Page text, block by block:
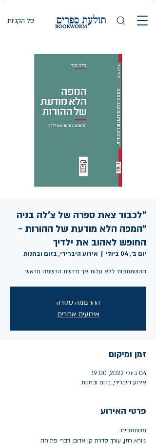
סל הקניות
"לכבוד צאת ספרה של צ'לה בניה
"המפה הלא מודעת של ההורות -
החופש לאהוב את ילדיך
יום ב׳, 04 ביולי
  |
אירוע היברידי, בזום ובחנות
ההשתתפות ללא עלות אך נדרשת הרשמה מראש
ההרשמה סגורה
אירועים אחרים
זמן ומיקום
04 ביולי 2022, 19:00
אירוע היברידי, בזום ובחנות
פרטי האירוע
משתתפים:
גיורא רוזן, עורך סדרת קו אדום, דברי פתיחה